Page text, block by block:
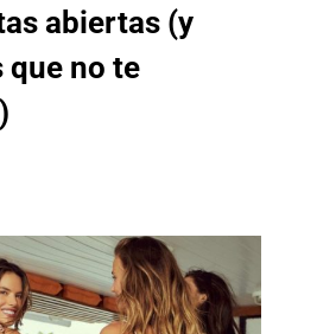
abiertas (y
que no te